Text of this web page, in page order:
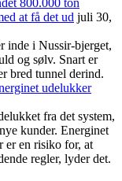
800.000 ton
at få det ud juli 30,
inde i Nussir-bjerget,
og sølv. Snart er
bred tunnel derind.
udelukker
fra det system,
kunder. Energinet
er en risiko for, at
regler, lyder det.